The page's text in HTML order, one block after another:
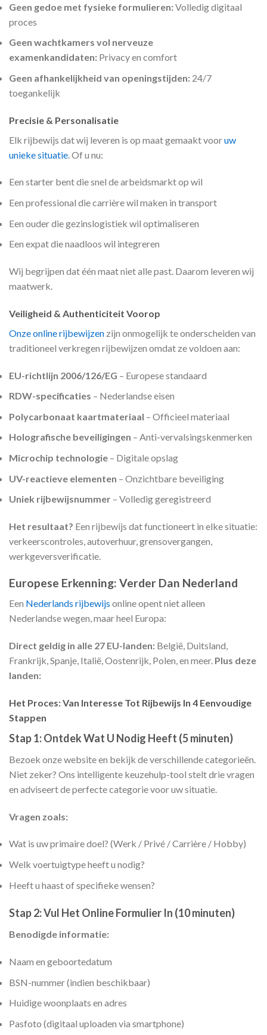
Geen gedoe met fysieke formulieren:Volledig digitaal
proces
Geen wachtkamers vol nerveuze
examenkandidaten: Privacy en comfort
Geen afhankelijkheid van openingstijden: 24/7
toegankelijk
Precisie & Personalisatie
Elk rijbewijs dat wij leveren is op maat gemaakt vooruw
unieke situatie . Of u nu:
Een starter bent die snel de arbeidsmarkt op wil
Een professional die carrière wil maken in transport
Een ouder die gezinslogistiek wil optimaliseren
Een expat die naadloos wil integreren
Wij begrijpen dat één maat niet alle past. Daarom leveren wij
maatwerk.
Veiligheid & Authenticiteit Voorop
Onze online rijbewijzen zijn onmogelijk te onderscheiden van
traditioneel verkregen rijbewijzen omdat ze voldoen aan:
EU-richtlijn 2006/126/EG – Europese standaard
RDW-specificaties – Nederlandse eisen
Polycarbonaat kaartmateriaal – Officieel materiaal
Holografische beveiligingen – Anti-vervalsingskenmerken
Microchip technologie – Digitale opslag
UV-reactieve elementen – Onzichtbare beveiliging
Uniek rijbewijsnummer – Volledig geregistreerd
Het resultaat? Een rijbewijs dat functioneert in elke situatie:
verkeerscontroles, autoverhuur, grensovergangen,
werkgeversverificatie.
Europese Erkenning: Verder Dan Nederland
Een Nederlands rijbewijs online opent niet alleen
Nederlandse wegen, maar heel Europa:
Direct geldig in alle 27 EU-landen: België, Duitsland,
Frankrijk, Spanje, Italië, Oostenrijk, Polen, en meer. Plus deze
landen:
Het Proces: Van Interesse Tot Rijbewijs In 4 Eenvoudige
Stappen
Stap 1: Ontdek Wat U Nodig Heeft (5 minuten)
Bezoek onze website en bekijk de verschillende categorieën.
Niet zeker? Ons intelligente keuzehulp-tool stelt drie vragen
en adviseert de perfecte categorie voor uw situatie.
Vragen zoals:
Wat is uw primaire doel? (Werk / Privé / Carrière / Hobby)
Welk voertuigtype heeft u nodig?
Heeft u haast of specifieke wensen?
Stap 2: Vul Het Online Formulier In (10 minuten)
Benodigde informatie:
Naam en geboortedatum
BSN-nummer (indien beschikbaar)
Huidige woonplaats en adres
Pasfoto (digitaal uploaden via smartphone)